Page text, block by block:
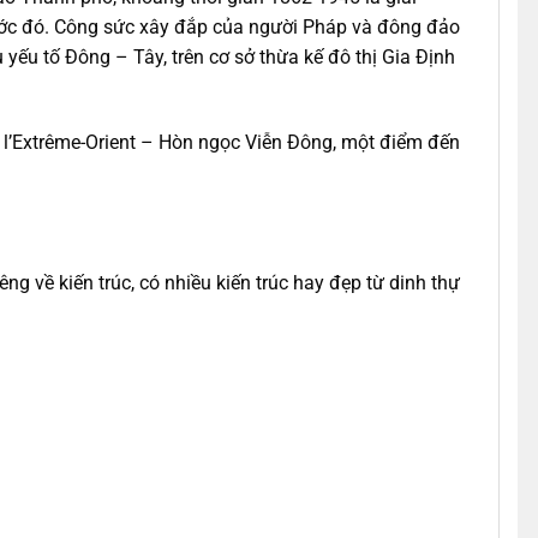
đó. Công sức xây đắp của người Pháp và đông đảo
tố Đông – Tây, trên cơ sở thừa kế đô thị Gia Định
Orient – Hòn ngọc Viễn Đông, một điểm đến
về kiến trúc, có nhiều kiến trúc hay đẹp từ dinh thự